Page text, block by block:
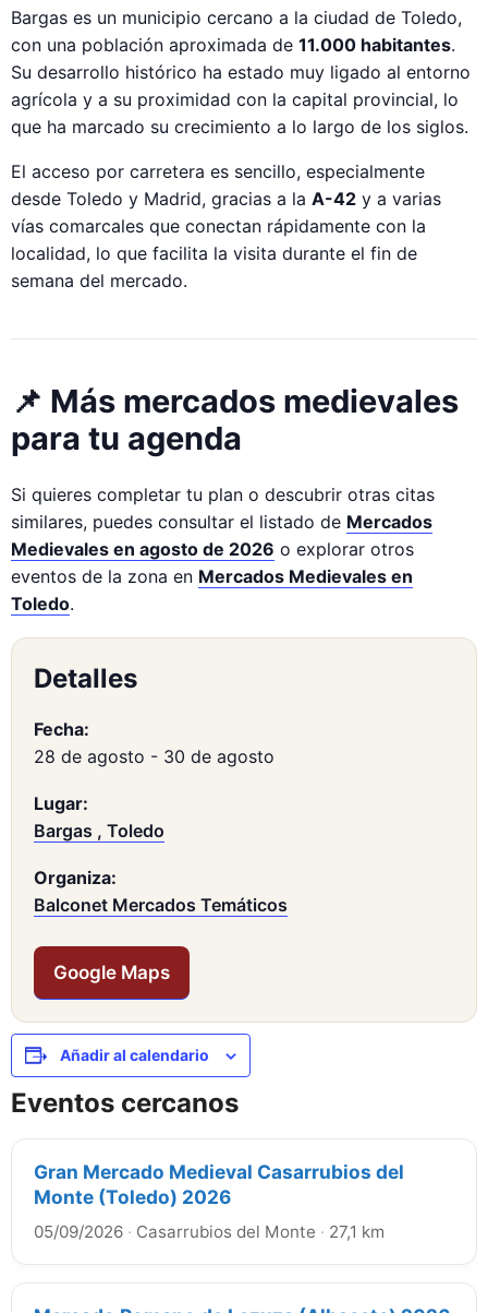
Bargas es un municipio cercano a la ciudad de Toledo,
con una población aproximada de 11.000 habitantes.
Su desarrollo histórico ha estado muy ligado al entorno
agrícola y a su proximidad con la capital provincial, lo
que ha marcado su crecimiento a lo largo de los siglos.
El acceso por carretera es sencillo, especialmente
desde Toledo y Madrid, gracias a la A-42 y a varias
vías comarcales que conectan rápidamente con la
localidad, lo que facilita la visita durante el fin de
semana del mercado.
📌 Más mercados medievales
para tu agenda
Si quieres completar tu plan o descubrir otras citas
similares, puedes consultar el listado de Mercados
Medievales en agosto de 2026 o explorar otros
eventos de la zona en Mercados Medievales en
Toledo.
Detalles
Fecha:
28 de agosto - 30 de agosto
Lugar:
Bargas , Toledo
Organiza:
Balconet Mercados Temáticos
Google Maps
Añadir al calendario
Eventos cercanos
Gran Mercado Medieval Casarrubios del
Monte (Toledo) 2026
05/09/2026 · Casarrubios del Monte · 27,1 km